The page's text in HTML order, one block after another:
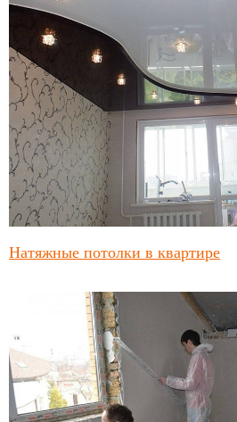
Натяжные потолки в квартире